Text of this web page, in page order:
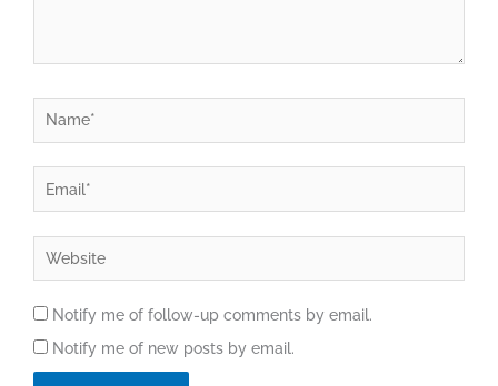
Notify me of follow-up comments by email.
Notify me of new posts by email.